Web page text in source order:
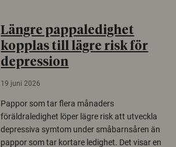
Längre pappaledighet
kopplas till lägre risk för
depression
19 juni 2026
Pappor som tar flera månaders
föräldraledighet löper lägre risk att utveckla
depressiva symtom under småbarnsåren än
pappor som tar kortare ledighet. Det visar en